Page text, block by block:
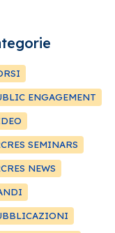
ENGAGEMENT
SEMINARS
NEWS